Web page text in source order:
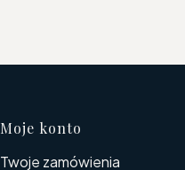
Linki w
Moje konto
Twoje zamówienia